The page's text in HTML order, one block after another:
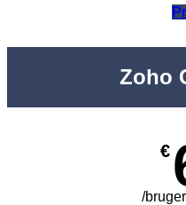
Zoho
€
/